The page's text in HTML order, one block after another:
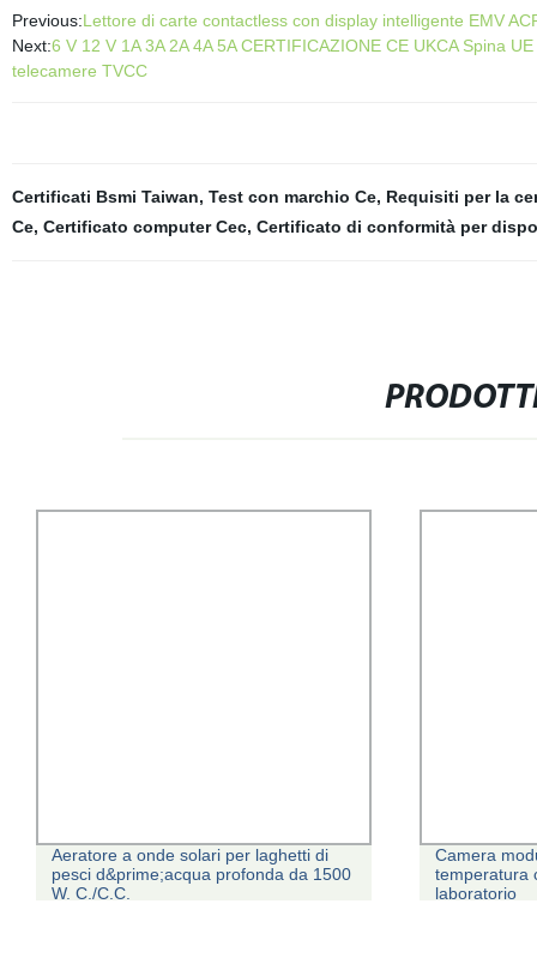
Previous:Lettore di carte contactless con display intelligente EMV
Next:6 V 12 V 1A 3A 2A 4A 5A CERTIFICAZIONE CE UKCA Spina
telecamere TVCC
Certificati Bsmi Taiwan, Test con marchio Ce, Requisiti per la
Ce, Certificato computer Cec, Certificato di conformità per
Aeratore a onde solari per laghetti di
pesci d&prime;acqua profonda da 1500
W. C./C.C.
Camera
temperatura
laboratorio